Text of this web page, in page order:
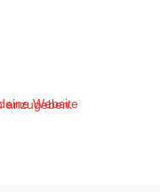
anzugeben.